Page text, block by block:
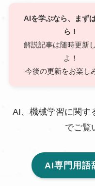
AIを学ぶなら、まず
ら！
解説記事は随時更新
よ！
今後の更新をお楽し
AI、機械学習に関す
でご覧
AI専門用語